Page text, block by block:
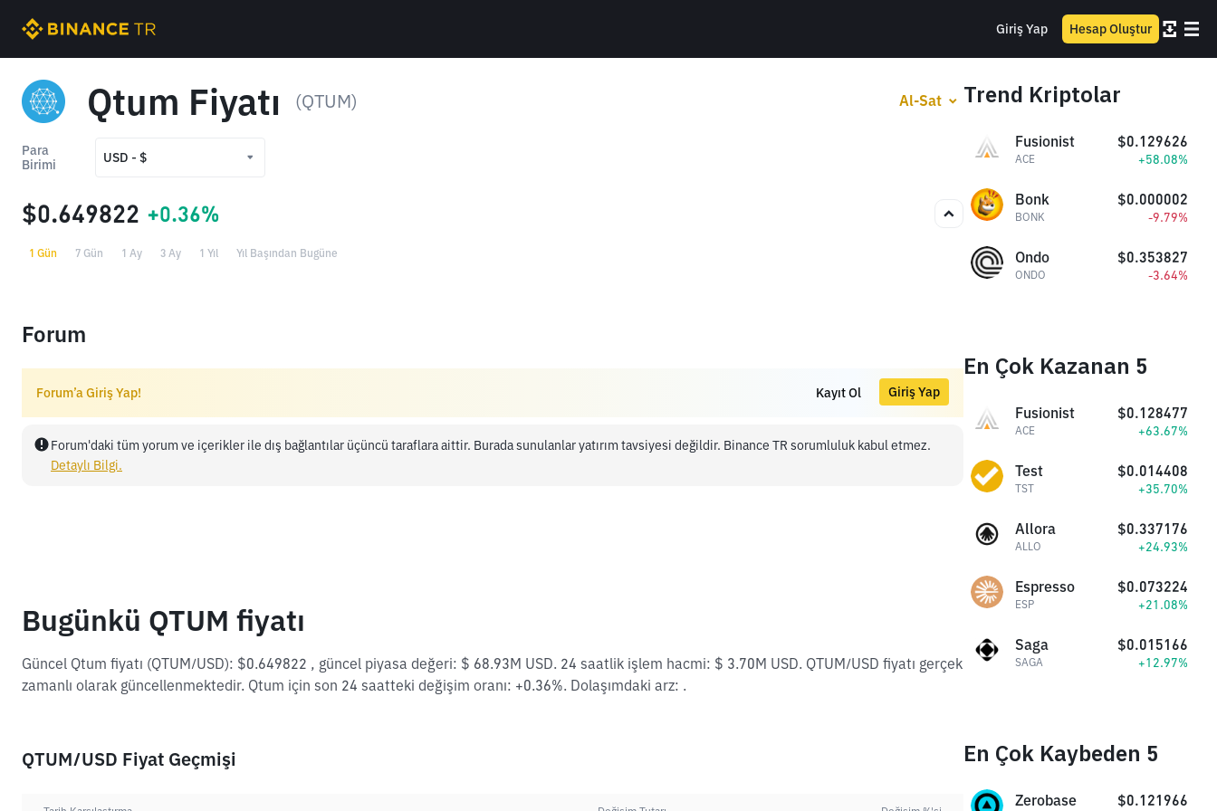
Giriş Yap Hesap Oluştur
Qtum Fiyatı (QTUM) Al-Sat
Para
Birimi
USD - $
TRY - ₺
$0.649822 +0.36%
1 Gün 7 Gün 1 Ay 3 Ay 1 Yıl Yıl Başından Bugüne
Forum
Forum’a Giriş Yap! Kayıt Ol Giriş Yap
Forum'daki tüm yorum ve içerikler ile dış bağlantılar üçüncü taraflara aittir. Burada sunulanlar yatırım tavsiyesi değildir. Binance TR sorumluluk kabul etmez.
Detaylı Bilgi.
Bugünkü QTUM fiyatı
Güncel Qtum fiyatı (QTUM/USD): $0.649822 , güncel piyasa değeri: $ 68.93M USD. 24 saatlik işlem hacmi: $ 3.70M USD. QTUM/USD fiyatı gerçek
zamanlı olarak güncellenmektedir. Qtum için son 24 saatteki değişim oranı: +0.36%. Dolaşımdaki arz: .
QTUM/USD Fiyat Geçmişi
Trend Kriptolar
Fusionist
ACE
$0.129626
+58.08%
Bonk
BONK
$0.000002
-9.79%
Ondo
ONDO
$0.353827
-3.64%
En Çok Kazanan 5
Fusionist
ACE
$0.128477
+63.67%
Test
TST
$0.014408
+35.70%
Allora
ALLO
$0.337176
+24.93%
Espresso
ESP
$0.073224
+21.08%
Saga
SAGA
$0.015166
+12.97%
En Çok Kaybeden 5
Zerobase $0.121966